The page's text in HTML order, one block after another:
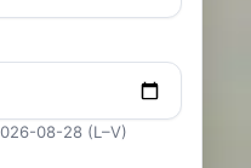
08-28 (L–V)